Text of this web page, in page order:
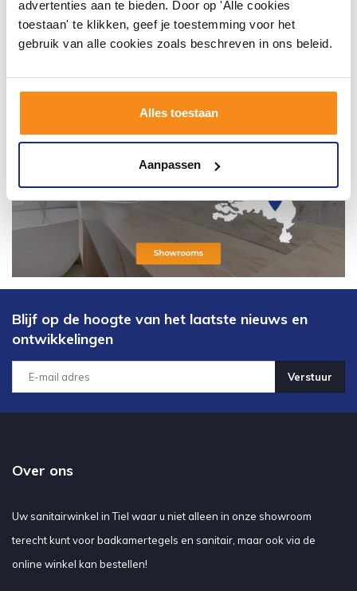
advertenties aan te bieden. Door op 'Alle cookies
toestaan' te klikken, geef je toestemming voor het
gebruik van alle cookies zoals beschreven in ons beleid.
Alles toestaan
Aanpassen
Blijf op de hoogte van het laatste nieuws en
ontwikkelingen
Verstuur
Over ons
Uw sanitairwinkel in Tiel waar u niet alleen in onze showroom
terecht kunt voor badkamertegels en sanitair, maar ook via de
online winkel kan bestellen!